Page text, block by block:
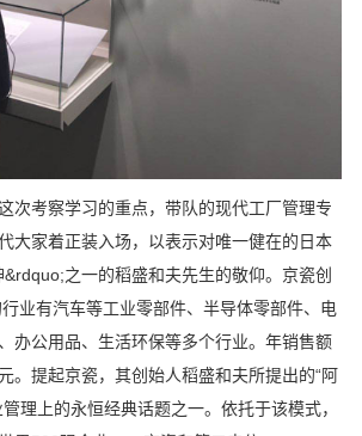
次考察学习的重点，带队的现代工厂管理专
大家着正装入场，以表示对唯一健在的日本
之一的稻盛和夫先生的敬仰。京瓷创
业有汽车等工业零部件、半导体零部件、电
办公用品、生活环保等多个行业。年销售额
。提起京瓷，其创始人稻盛和夫所提出的“阿
理上的永恒经典话题之一。依托于该模式，